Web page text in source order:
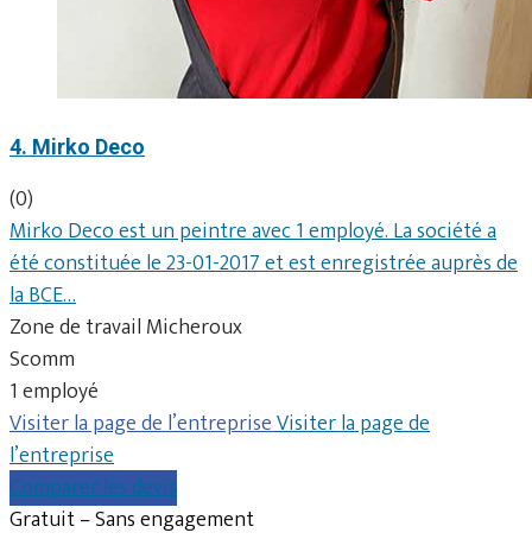
4. Mirko Deco
(0)
Mirko Deco est un peintre avec 1 employé. La société a
été constituée le 23-01-2017 et est enregistrée auprès de
la BCE…
Zone de travail Micheroux
Scomm
1 employé
Visiter la page de l’entrepriseVisiter la page de
l’entreprise
Comparer les devis
Gratuit – Sans engagement